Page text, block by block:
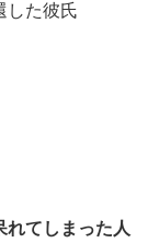
した彼氏
れてしまった人